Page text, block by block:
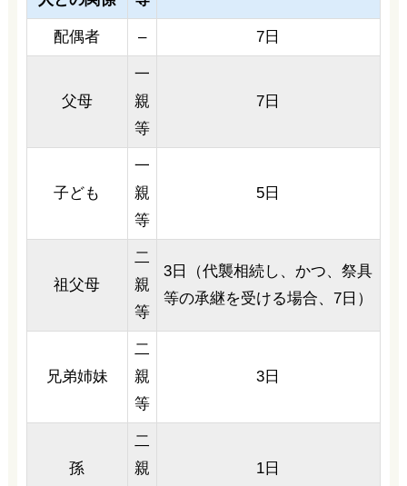
配偶者 – 7日
父母
一
親
等
7日
子ども
一
親
等
5日
祖父母
二
親
等
3日（代襲相続し、かつ、祭具
等の承継を受ける場合、7日）
兄弟姉妹
二
親
等
3日
孫
二
親
1日